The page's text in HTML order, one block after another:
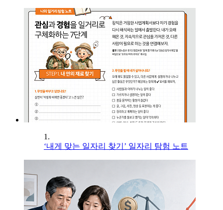
1.
‘내게 맞는 일자리 찾기’ 일자리 탐험 노트